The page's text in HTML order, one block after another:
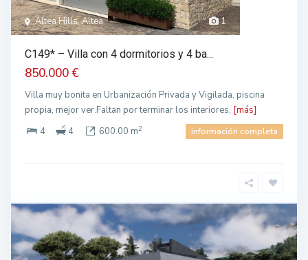
1
Altea Hills, Altea
C149* – Villa con 4 dormitorios y 4 ba...
850.000 €
Villa muy bonita en Urbanización Privada y Vigilada, piscina
propia, mejor ver.Faltan por terminar los interiores, [más]
4
4 600.00 m2 información completa